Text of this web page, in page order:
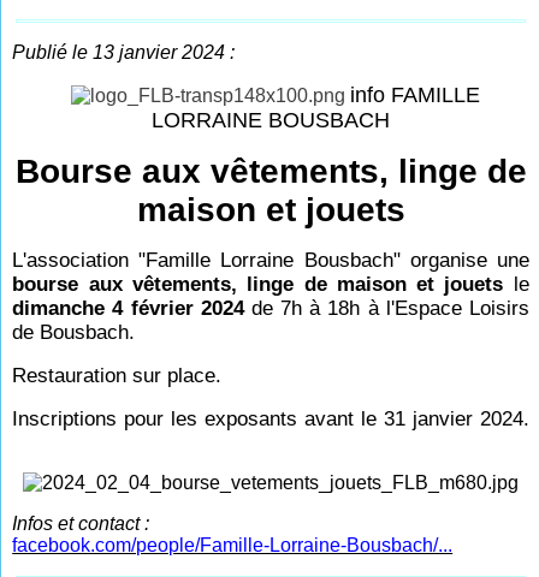
Publié le 13 janvier 2024 :
info FAMILLE
LORRAINE BOUSBACH
Bourse aux vêtements, linge de
maison et jouets
L'association "Famille Lorraine Bousbach" organise une
bourse aux vêtements, linge de maison et jouets le
dimanche 4 février 2024de 7h à 18h à l'Espace Loisirs
de Bousbach.
Restauration sur place.
Inscriptions pour les exposants avant le 31 janvier 2024.
Infos et contact :
facebook.com/people/Famille-Lorraine-Bousbach/...